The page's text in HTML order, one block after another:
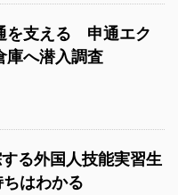
を支える 申通エク
庫へ潜入調査
る外国人技能実習生
はわかる